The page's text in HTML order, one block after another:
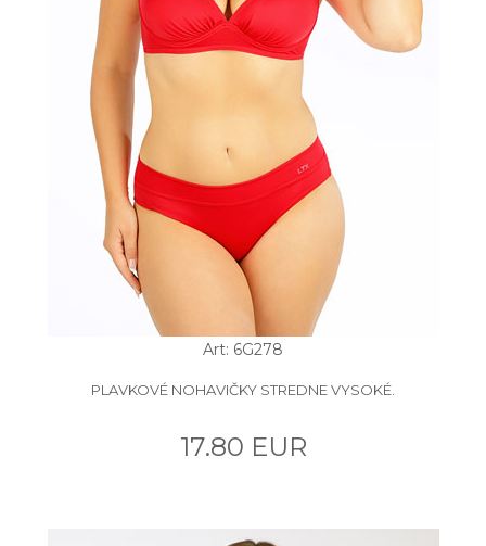
Art: 6G278
PLAVKOVÉ NOHAVIČKY STREDNE VYSOKÉ.
17.80 EUR